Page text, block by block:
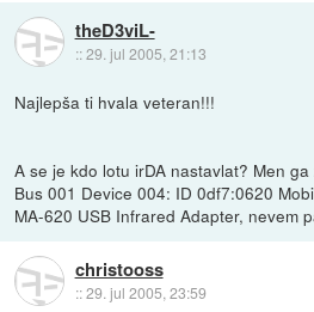
theD3viL-
::29. jul 2005, 21:13
Najlepša ti hvala veteran!!!
A se je kdo lotu irDA nastavlat? Men
Bus 001 Device 004: ID 0df7:0620
MA-620 USB Infrared Adapter, nevem
christooss
::29. jul 2005, 23:59